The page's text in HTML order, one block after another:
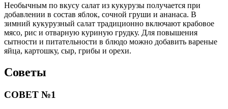
Необычным по вкусу салат из кукурузы получается при
добавлении в состав яблок, сочной груши и ананаса. В
зимний кукурузный салат традиционно включают крабовое
мясо, рис и отварную куриную грудку. Для повышения
сытности и питательности в блюдо можно добавить вареные
яйца, картошку, сыр, грибы и орехи.
Советы
СОВЕТ №1